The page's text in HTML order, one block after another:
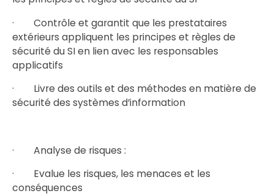
· Contrôle et garantit que les prestataires
extérieurs appliquent les principes et règles de
sécurité du SI en lien avec les responsables
applicatifs
· Livre des outils et des méthodes en matière de
sécurité des systèmes d’information
· Analyse de risques :
· Evalue les risques, les menaces et les
conséquences